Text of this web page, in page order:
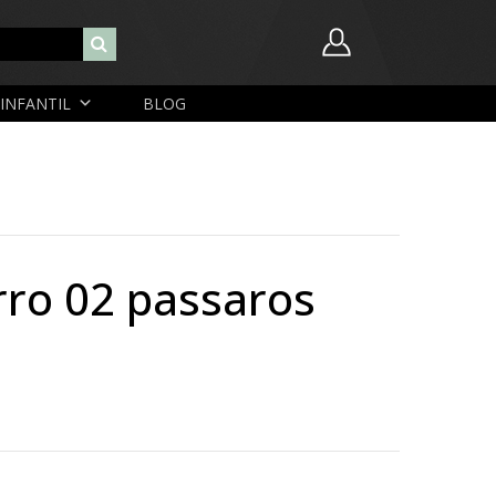
Nome de usuário ou endereço de e-mail
Lembrar-me
INFANTIL BLOG
02 passaros